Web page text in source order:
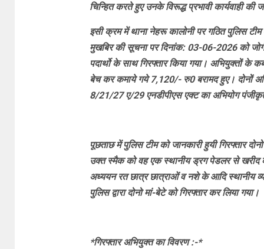
चिन्हित करते हुए उनके विरूद्ध प्रभावी कार्यवाही की
इसी क्रम में थाना नेहरू कालोनी पर गठित पुलिस टीम
मुखबिर की सूचना पर दिनांक: 03-06-2026 को
पदार्थो के साथ गिरफ्तार किया गया। अभियुक्तों
बेच कर कमाये गये 7,120/- रु0 बरामद हुए। दोनों
8/21/27 ए/29 एनडीपीएस एक्ट का अभियोग
पूछताछ में पुलिस टीम को जानकारी हुयी गिरफ्तार
उक्त स्मैक को वह एक स्थानीय ड्रग पेडलर से खरीद
अध्ययन रत छात्र छात्राओं व नशे के आदि स्थानीय
पुलिस द्वारा दोनो मां-बेटे को गिरफ्तार कर लिया गया।
*गिरफ्तार अभियुक्त का विवरण :-*